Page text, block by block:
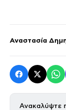
Αναστασία
Ανακαλύψτε